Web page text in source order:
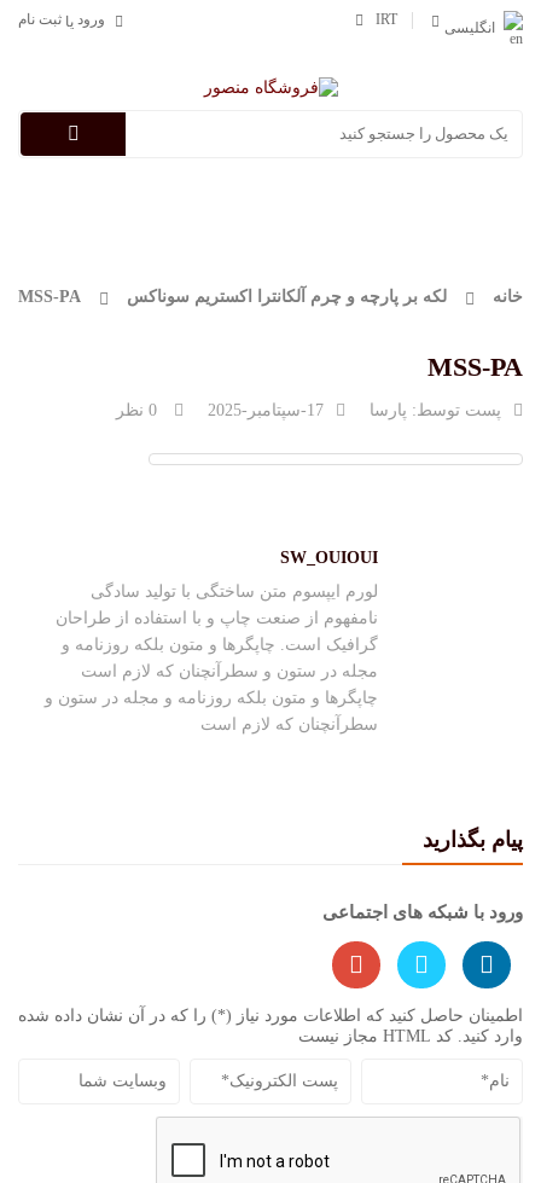
انگلیسی
IRT ورود یا ثبت نام
خانه لکه بر پارچه و چرم آلکانترا اکستریم سوناکس MSS-PA
MSS-PA
پست توسط: پارسا 17-سپتامبر-2025
SW_OUIOUI
لورم ایپسوم متن ساختگی با تولید سادگی
نامفهوم از صنعت چاپ و با استفاده از طراحان
گرافیک است. چاپگرها و متون بلکه روزنامه و
مجله در ستون و سطرآنچنان که لازم است
چاپگرها و متون بلکه روزنامه و مجله در ستون و
سطرآنچنان که لازم است
پیام بگذارید
ورود با شبکه های اجتماعی
اطمینان حاصل کنید که اطلاعات مورد نیاز (*) را که در آن نشان داده شده
وارد کنید. کد HTML مجاز نیست